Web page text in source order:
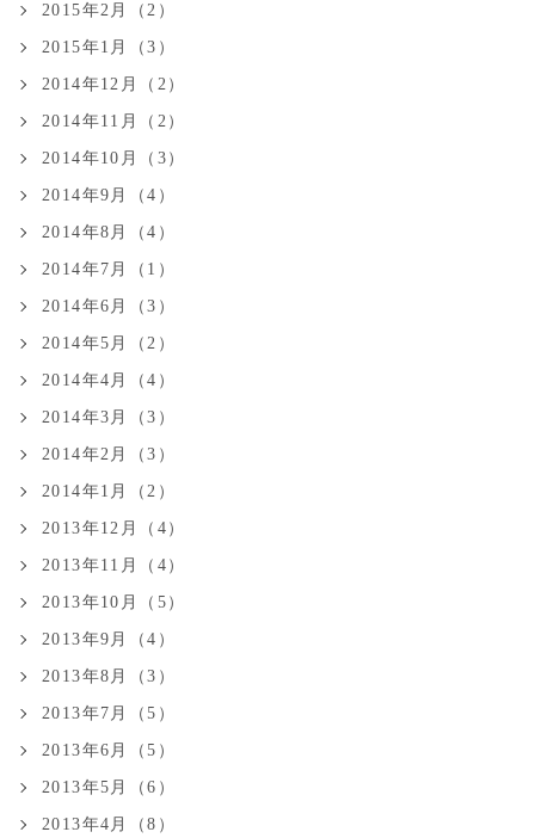
2015年2月（2）
2015年1月（3）
2014年12月（2）
2014年11月（2）
2014年10月（3）
2014年9月（4）
2014年8月（4）
2014年7月（1）
2014年6月（3）
2014年5月（2）
2014年4月（4）
2014年3月（3）
2014年2月（3）
2014年1月（2）
2013年12月（4）
2013年11月（4）
2013年10月（5）
2013年9月（4）
2013年8月（3）
2013年7月（5）
2013年6月（5）
2013年5月（6）
2013年4月（8）